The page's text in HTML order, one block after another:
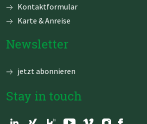
Navigation
Kontaktformular
Karte & Anreise
Newsletter
jetzt abonnieren
Stay in touch